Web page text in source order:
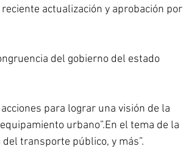
actualización y aprobación por
del gobierno del estado
para lograr una visión de la
urbano”.En el tema de la
transporte público, y más”.